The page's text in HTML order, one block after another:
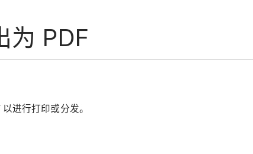
为 PDF
进行打印或分发。